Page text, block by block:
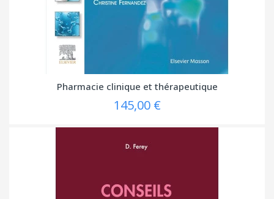
Pharmacie clinique et thérapeutique
145,00 €